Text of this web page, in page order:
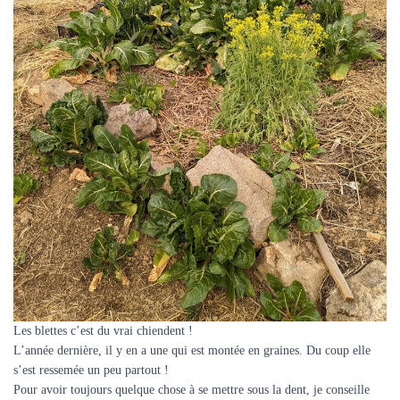
Les blettes c’est du vrai chiendent !
L’année dernière, il y en a une qui est montée en graines. Du coup elle
s’est ressemée un peu partout !
Pour avoir toujours quelque chose à se mettre sous la dent, je conseille